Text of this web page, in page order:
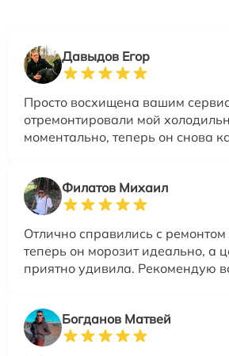
Давыдов Егор
Просто восхищена вашим
отремонтировали мой
моментально, теперь он снова
Филатов Михаил
Отлично справились с
теперь он морозит идеально, а
приятно удивила. Рекомендую
Богданов Матвей